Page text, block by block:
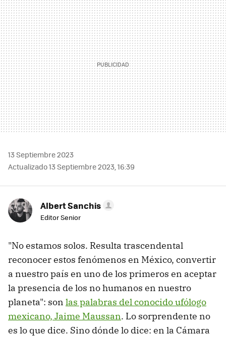
MAIL
13 Septiembre 2023
Actualizado 13 Septiembre 2023, 16:39
Albert Sanchis
Editor Senior
"No estamos solos. Resulta trascendental
reconocer estos fenómenos en México, convertir
a nuestro país en uno de los primeros en aceptar
la presencia de los no humanos en nuestro
planeta": son las palabras del conocido ufólogo
mexicano, Jaime Maussan. Lo sorprendente no
es lo que dice. Sino dónde lo dice: en la Cámara